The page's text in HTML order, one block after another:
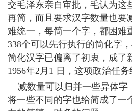
交毛泽东亲自审批，毛认为这
再简，而且要求汉字数量也要
难统一，每简一个字，都困难
338个可以先行执行的简化字
简化汉字已偏离了初衷，成了
1956年2月1 日，这项政治任务
减数量可以归并一些异体字
将一些不同的字也给简成了一